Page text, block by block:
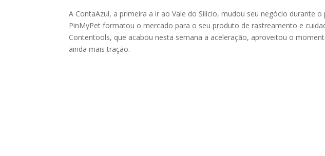
A ContaAzul, a primeira a ir ao Vale do Silício, mudou seu negócio durante
PinMyPet formatou o mercado para o seu produto de rastreamento e
Contentools, que acabou nesta semana a aceleração, aproveitou o
ainda mais tração.